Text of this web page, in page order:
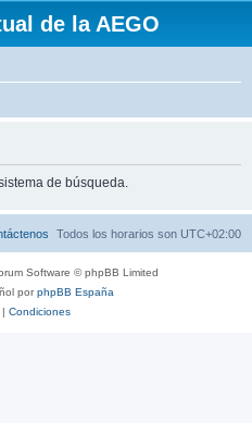
de la AEGO
de búsqueda.
Todos los horarios son UTC+02:00
Software © phpBB Limited
porphpBB España
| Condiciones